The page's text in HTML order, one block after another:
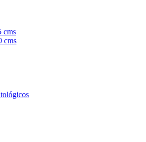
cms
cms